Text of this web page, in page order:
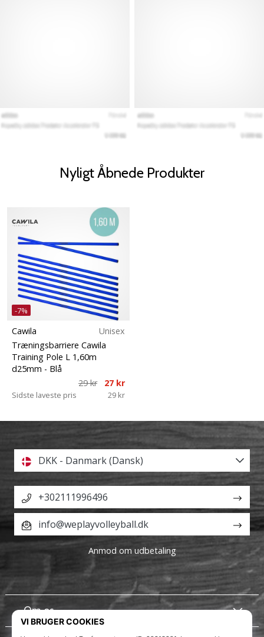
Nyligt Åbnede Produkter
-7%
Cawila
Unisex
Træningsbarriere Cawila
Training Pole L 1,60m
d25mm - Blå
29 kr
27 kr
Sidste laveste pris 29 kr
Om os
DKK - Danmark (Dansk)
+302111996496
info@weplayvolleyball.dk
Anmod om udbetaling